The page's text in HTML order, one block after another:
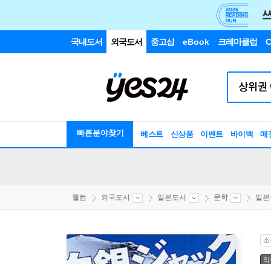
국내도서 외국도서 중고샵 eBook 크레마클럽
빠른분야찾기 베스트 신상품 이벤트 바이백 매
웰컴 외국도서 일본도서 문학 일